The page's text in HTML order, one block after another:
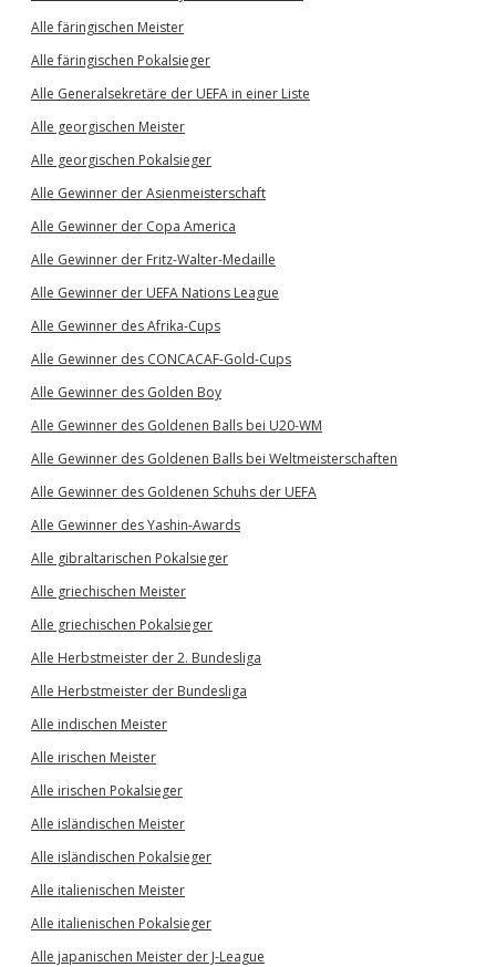
Alle färingischen Meister
Alle färingischen Pokalsieger
Alle Generalsekretäre der UEFA in einer Liste
Alle georgischen Meister
Alle georgischen Pokalsieger
Alle Gewinner der Asienmeisterschaft
Alle Gewinner der Copa America
Alle Gewinner der Fritz-Walter-Medaille
Alle Gewinner der UEFA Nations League
Alle Gewinner des Afrika-Cups
Alle Gewinner des CONCACAF-Gold-Cups
Alle Gewinner des Golden Boy
Alle Gewinner des Goldenen Balls bei U20-WM
Alle Gewinner des Goldenen Balls bei Weltmeisterschaften
Alle Gewinner des Goldenen Schuhs der UEFA
Alle Gewinner des Yashin-Awards
Alle gibraltarischen Pokalsieger
Alle griechischen Meister
Alle griechischen Pokalsieger
Alle Herbstmeister der 2. Bundesliga
Alle Herbstmeister der Bundesliga
Alle indischen Meister
Alle irischen Meister
Alle irischen Pokalsieger
Alle isländischen Meister
Alle isländischen Pokalsieger
Alle italienischen Meister
Alle italienischen Pokalsieger
Alle japanischen Meister der J-League